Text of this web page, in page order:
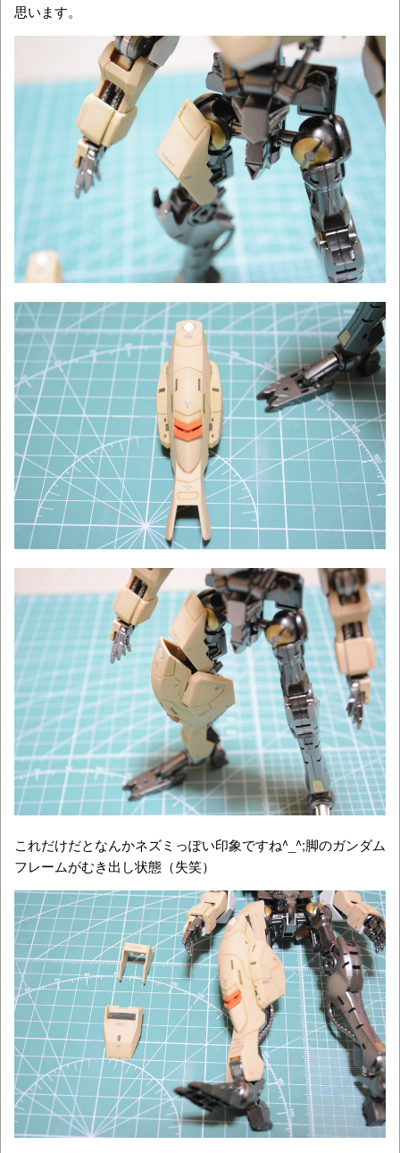
思います。
これだけだとなんかネズミっぽい印象ですね^_^;脚のガンダム
フレームがむき出し状態（失笑）